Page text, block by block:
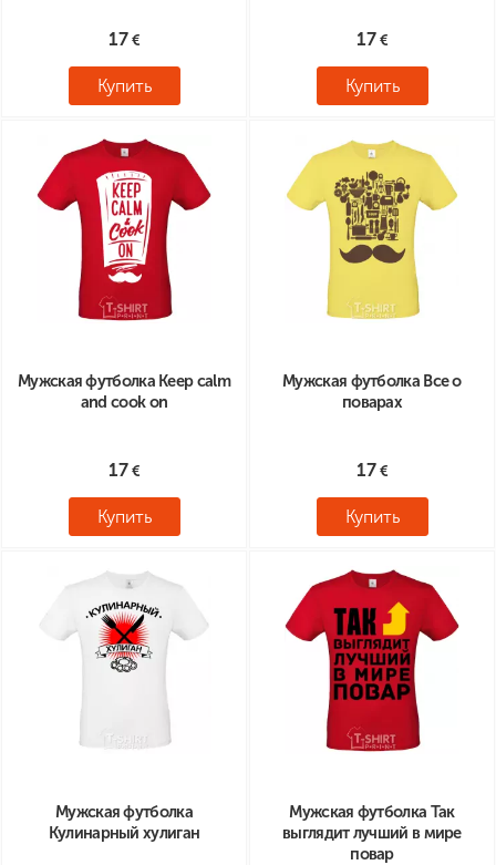
17
Купить
17
Купить
Мужская футболка Keep calm
and cook on
17
Купить
Мужская футболка Все о
поварах
17
Купить
Мужская футболка
Кулинарный хулиган
Мужская футболка Так
выглядит лучший в мире
повар